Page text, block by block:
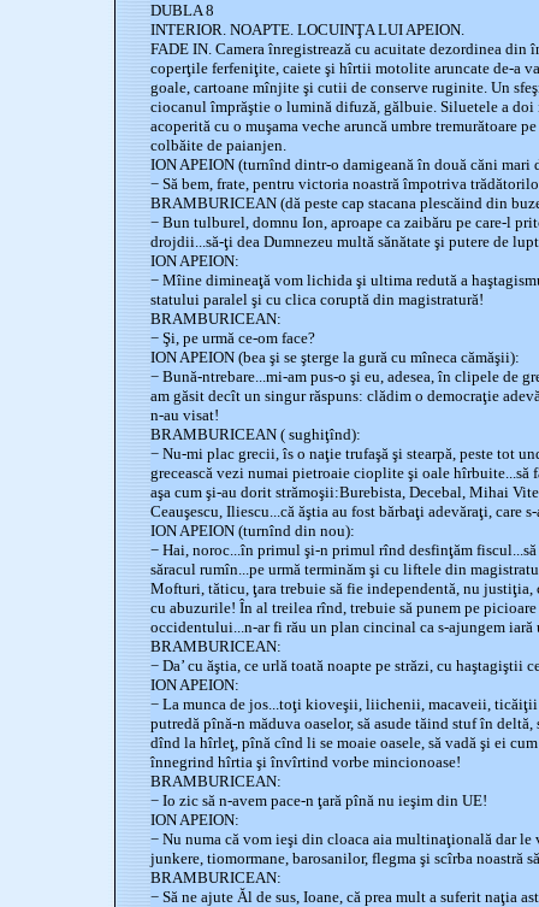
DUBLA 8
INTERIOR. NOAPTE. LOCUINŢA LUI APEION.
FADE IN. Camera înregistrează cu acuitate dezordinea din
coperţile ferfeniţite, caiete şi hîrtii motolite aruncate de-a
goale, cartoane mînjite şi cutii de conserve ruginite. Un
ciocanul împrăştie o lumină difuză, gălbuie. Siluetele a doi
acoperită cu o muşama veche aruncă umbre tremurătoare
colbăite de paianjen.
ION APEION (turnînd dintr-o damigeană în două căni mari
− Să bem, frate, pentru victoria noastră împotriva
BRAMBURICEAN (dă peste cap stacana plescăind din
− Bun tulburel, domnu Ion, aproape ca zaibăru pe care-l
drojdii...să-ţi dea Dumnezeu multă sănătate şi putere de
ION APEION:
− Mîine dimineaţă vom lichida şi ultima redută a
statului paralel şi cu clica coruptă din magistratură!
BRAMBURICEAN:
− Şi, pe urmă ce-om face?
ION APEION (bea şi se şterge la gură cu mîneca cămăşii):
− Bună-ntrebare...mi-am pus-o şi eu, adesea, în clipele de
am găsit decît un singur răspuns: clădim o democraţie
n-au visat!
BRAMBURICEAN ( sughiţînd):
− Nu-mi plac grecii, îs o naţie trufaşă şi stearpă, peste tot
grecească vezi numai pietroaie cioplite şi oale hîrbuite...să
aşa cum şi-au dorit strămoşii:Burebista, Decebal, Mihai
Ceauşescu, Iliescu...că ăştia au fost bărbaţi adevăraţi, care
ION APEION (turnînd din nou):
− Hai, noroc...în primul şi-n primul rînd desfinţăm
săracul rumîn...pe urmă terminăm şi cu liftele din
Mofturi, tăticu, ţara trebuie să fie independentă, nu justiţia,
cu abuzurile! În al treilea rînd, trebuie să punem pe
occidentului...n-ar fi rău un plan cincinal ca s-ajungem
BRAMBURICEAN:
− Da’ cu ăştia, ce urlă toată noapte pe străzi, cu haştagiştii
ION APEION:
− La munca de jos...toţi kioveşii, liichenii, macaveii,
putredă pînă-n măduva oaselor, să asude tăind stuf în
dînd la hîrleţ, pînă cînd li se moaie oasele, să vadă şi ei
înnegrind hîrtia şi învîrtind vorbe mincionoase!
BRAMBURICEAN:
− Io zic să n-avem pace-n ţară pînă nu ieşim din UE!
ION APEION:
− Nu numa că vom ieşi din cloaca aia multinaţională dar le
junkere, tiomormane, barosanilor, flegma şi scîrba noastră
BRAMBURICEAN:
− Să ne ajute Ăl de sus, Ioane, că prea mult a suferit naţia